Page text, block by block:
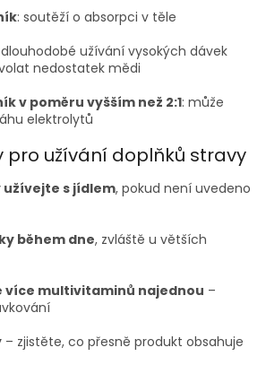
: soutěží o absorpci v těle
dlouhodobé užívání vysokých dávek
nedostatek mědi
v poměru vyšším než 2:1: může
elektrolytů
pro užívání doplňků stravy
užívejte s jídlem, pokud není uvedeno
během dne, zvláště u větších
více multivitaminů najednou –
– zjistěte, co přesně produkt obsahuje